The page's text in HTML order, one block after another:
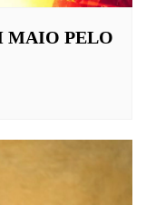
MAIO PELO